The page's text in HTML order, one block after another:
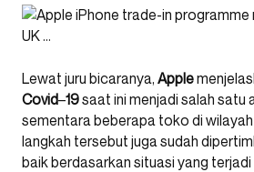
Lewat juru bicaranya, Apple
Covid–19saat ini menjadi salah satu
sementara beberapa toko di
langkah tersebut juga sudah
baik berdasarkan situasi yang